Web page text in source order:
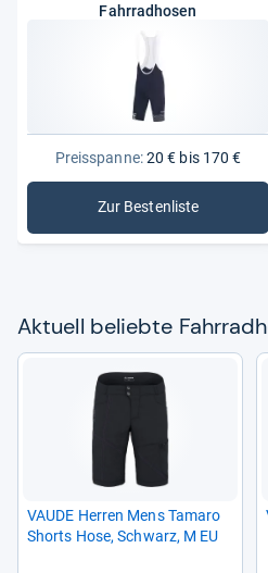
Fahrradhosen
Preisspanne:20 € bis 170 €
Zur Bestenliste
: Fahrradhosen
Aktu­ell beliebte
VAUDE Her­ren Mens Tamaro
Shorts Hose, Schwarz, M EU